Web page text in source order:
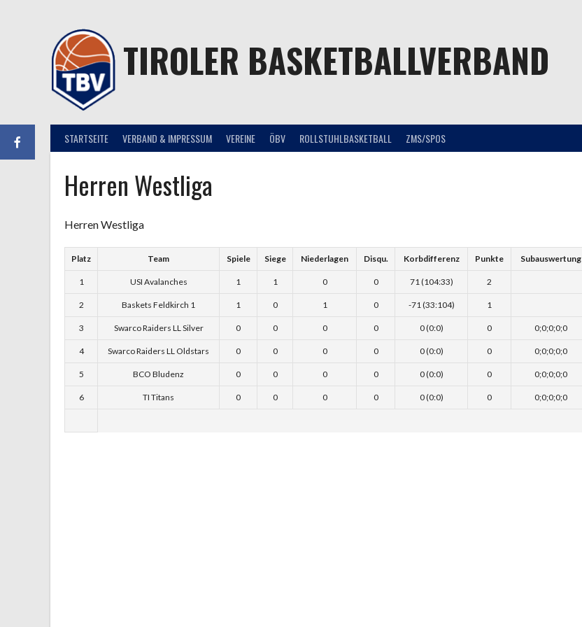
TIROLER BASKETBALLVERBAND
STARTSEITE VERBAND & IMPRESSUM VEREINE ÖBV ROLLSTUHLBASKETBALL ZMS/SPOS
Herren Westliga
Herren Westliga
Platz Team Spiele Siege Niederlagen Disqu. Korbdifferenz Punkte Subauswertung
1 USI Avalanches 1 1 0 0 71 (104:33) 2
2 Baskets Feldkirch 1 1 0 1 0 -71 (33:104) 1
3 Swarco Raiders LL Silver 0 0 0 0 0 (0:0) 0 0;0;0;0;0
4 Swarco Raiders LL Oldstars 0 0 0 0 0 (0:0) 0 0;0;0;0;0
5 BCO Bludenz 0 0 0 0 0 (0:0) 0 0;0;0;0;0
6 TI Titans 0 0 0 0 0 (0:0) 0 0;0;0;0;0